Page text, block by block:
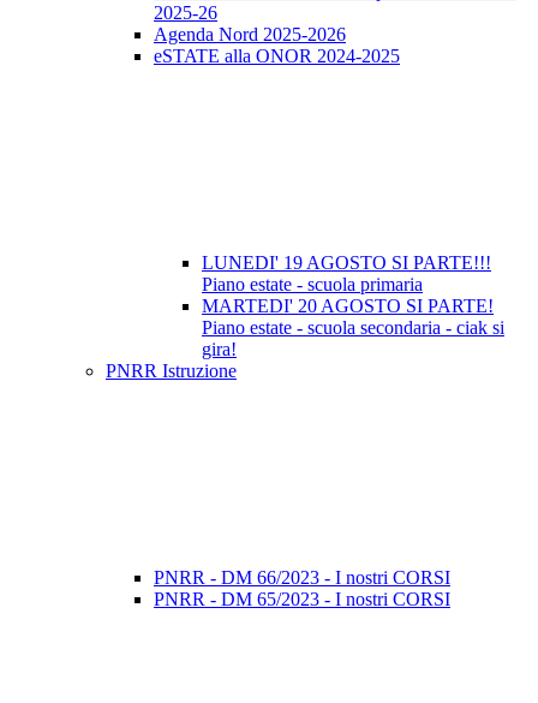
2025-26
Agenda Nord 2025-2026
eSTATE alla ONOR 2024-2025
LUNEDI' 19 AGOSTO SI PARTE!!!
Piano estate - scuola primaria
MARTEDI' 20 AGOSTO SI PARTE!
Piano estate - scuola secondaria - ciak si
gira!
PNRR Istruzione
PNRR - DM 66/2023 - I nostri CORSI
PNRR - DM 65/2023 - I nostri CORSI